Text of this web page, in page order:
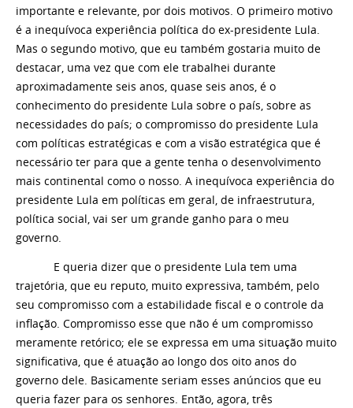
importante e relevante, por dois motivos. O primeiro motivo
é a inequívoca experiência política do ex-presidente Lula.
Mas o segundo motivo, que eu também gostaria muito de
destacar, uma vez que com ele trabalhei durante
aproximadamente seis anos, quase seis anos, é o
conhecimento do presidente Lula sobre o país, sobre as
necessidades do país; o compromisso do presidente Lula
com políticas estratégicas e com a visão estratégica que é
necessário ter para que a gente tenha o desenvolvimento
mais continental como o nosso. A inequívoca experiência do
presidente Lula em políticas em geral, de infraestrutura,
política social, vai ser um grande ganho para o meu
governo.
E queria dizer que o presidente Lula tem uma
trajetória, que eu reputo, muito expressiva, também, pelo
seu compromisso com a estabilidade fiscal e o controle da
inflação. Compromisso esse que não é um compromisso
meramente retórico; ele se expressa em uma situação muito
significativa, que é atuação ao longo dos oito anos do
governo dele. Basicamente seriam esses anúncios que eu
queria fazer para os senhores. Então, agora, três